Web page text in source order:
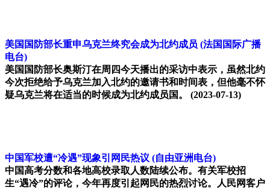
美国国防部长重申乌克兰终究会成为北约成员 (法国国际广播
电台)
美国国防部长奥斯汀在周四今天播出的采访中表示，虽然北约
今次拒绝给予乌克兰加入北约的邀请书和时间表，但他毫不怀
疑乌克兰将在适当的时候成为北约成员国。 (2023-07-13)
中国军校遭“冷遇”现象引网民热议 (自由亚洲电台)
中国高考分数和各地高校录取人数陆续公布。有关军校招
生“遇冷”的评论，今年再度引起网民的热烈讨论。人民网客户